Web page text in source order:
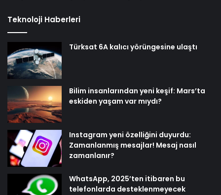
Teknoloji Haberleri
Türksat 6A kalıcı yörüngesine ulaştı
Bilim insanlarından yeni keşif: Mars’ta
eskiden yaşam var mıydı?
Instagram yeni özelliğini duyurdu:
Zamanlanmış mesajlar! Mesaj nasıl
zamanlanır?
WhatsApp, 2025’ten itibaren bu
telefonlarda desteklenmeyecek